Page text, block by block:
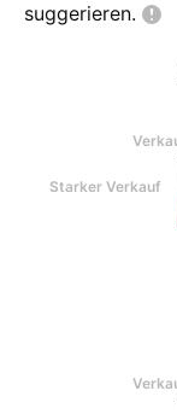
suggerieren.
Starker Verkauf